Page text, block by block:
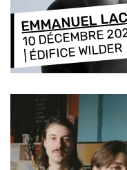
EMMANUEL
10 DÉCEMBRE
| ÉDIFICE WILDER